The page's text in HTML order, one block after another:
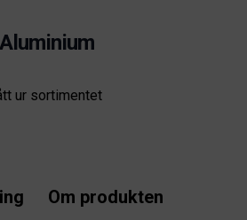
ur sortimentet
Om produkten